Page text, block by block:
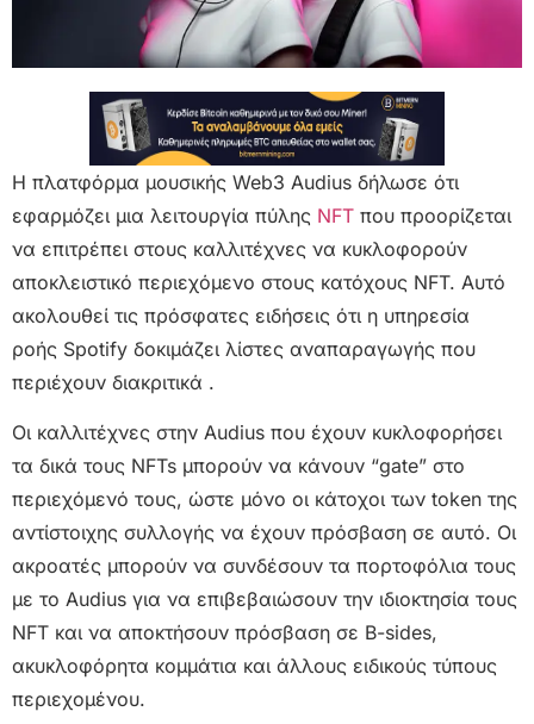
Η πλατφόρμα μουσικής Web3 Audius δήλωσε ότι
εφαρμόζει μια λειτουργία πύλης NFT που προορίζεται
να επιτρέπει στους καλλιτέχνες να κυκλοφορούν
αποκλειστικό περιεχόμενο στους κατόχους NFT. Αυτό
ακολουθεί τις πρόσφατες ειδήσεις ότι η υπηρεσία
ροής Spotify δοκιμάζει λίστες αναπαραγωγής που
περιέχουν διακριτικά .
Οι καλλιτέχνες στην Audius που έχουν κυκλοφορήσει
τα δικά τους NFTs μπορούν να κάνουν “gate” στο
περιεχόμενό τους, ώστε μόνο οι κάτοχοι των token της
αντίστοιχης συλλογής να έχουν πρόσβαση σε αυτό. Οι
ακροατές μπορούν να συνδέσουν τα πορτοφόλια τους
με το Audius για να επιβεβαιώσουν την ιδιοκτησία τους
NFT και να αποκτήσουν πρόσβαση σε B-sides,
ακυκλοφόρητα κομμάτια και άλλους ειδικούς τύπους
περιεχομένου.